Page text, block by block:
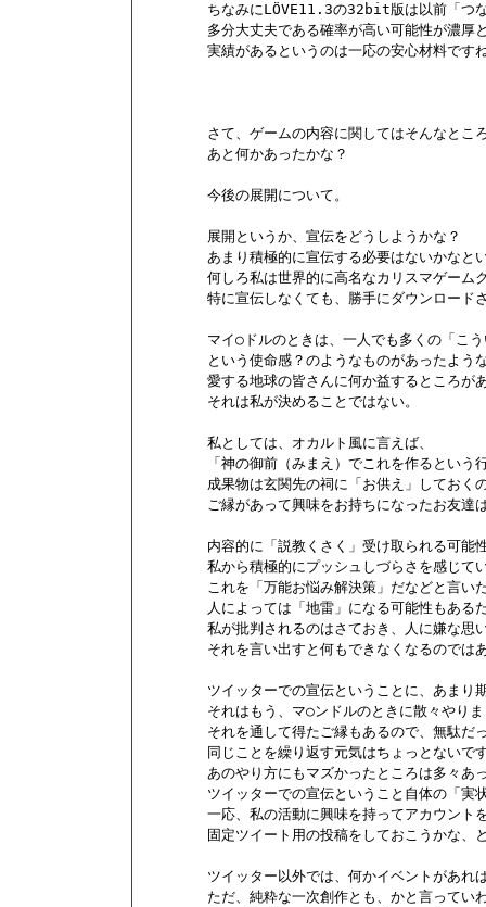
ちなみにLÖVE11.3の32bit版は以前「つな
多分大丈夫である確率が高い可能性が濃厚
実績があるというのは一応の安心材料です
さて、ゲームの内容に関してはそんなとこ
        あと何かあったかな？
        今後の展開について。
        展開というか、宣伝をどうしようかな？
あまり積極的に宣伝する必要はないかなと
何しろ私は世界的に高名なカリスマゲーム
特に宣伝しなくても、勝手にダウンロード
マイ○ドルのときは、一人でも多くの「こう
という使命感？のようなものがあったよう
愛する地球の皆さんに何か益するところが
        それは私が決めることではない。
        私としては、オカルト風に言えば、
「神の御前（みまえ）でこれを作るという
成果物は玄関先の祠に「お供え」しておく
ご縁があって興味をお持ちになったお友達
内容的に「説教くさく」受け取られる可能
私から積極的にプッシュしづらさを感じて
これを「万能お悩み解決策」だなどと言い
人によっては「地雷」になる可能性もある
私が批判されるのはさておき、人に嫌な思
それを言い出すと何もできなくなるのでは
ツイッターでの宣伝ということに、あまり
それはもう、マ○ンドルのときに散々やりま
それを通して得たご縁もあるので、無駄だ
同じことを繰り返す元気はちょっとないで
あのやり方にもマズかったところは多々あ
ツイッターでの宣伝ということ自体の「実
一応、私の活動に興味を持ってアカウント
固定ツイート用の投稿をしておこうかな、
ツイッター以外では、何かイベントがあれ
ただ、純粋な一次創作とも、かと言ってい